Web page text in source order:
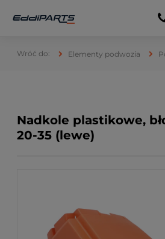
Elementy podwozia
Nadkole plastikowe,
20-35 (lewe)